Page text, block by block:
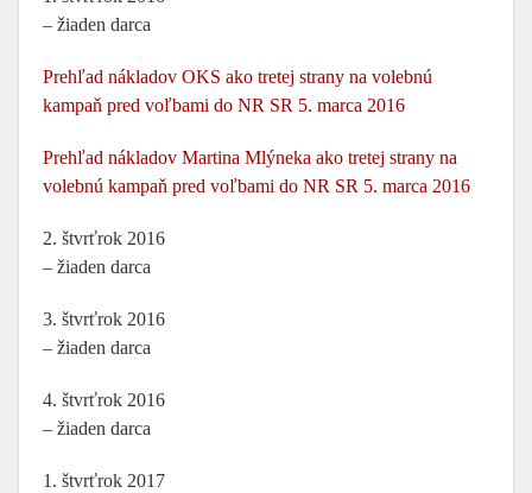
– žiaden darca
Prehľad nákladov OKS ako tretej strany na volebnú
kampaň pred voľbami do NR SR 5. marca 2016
Prehľad nákladov Martina Mlýneka ako tretej strany na
volebnú kampaň pred voľbami do NR SR 5. marca 2016
2. štvrťrok 2016
– žiaden darca
3. štvrťrok 2016
– žiaden darca
4. štvrťrok 2016
– žiaden darca
1. štvrťrok 2017